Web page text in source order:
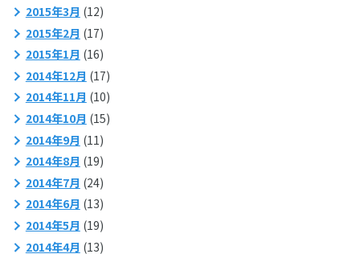
2015年3月 (12)
2015年2月 (17)
2015年1月 (16)
2014年12月 (17)
2014年11月 (10)
2014年10月 (15)
2014年9月 (11)
2014年8月 (19)
2014年7月 (24)
2014年6月 (13)
2014年5月 (19)
2014年4月 (13)